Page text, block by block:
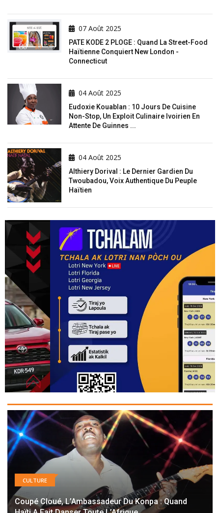
07 Août 2025
PATE KODE 2 PLOGE : Quand La Street-Food
Haïtienne Conquiert New London -
Connecticut
04 Août 2025
Eudoxie Kouablan : 10 Jours De Cuisine
Non-Stop, Un Exploit Culinaire Ivoirien En
Attente De Guinnes ...
04 Août 2025
Althiery Dorival : Le Dernier Gardien Du
Twoubadou, Voix Authentique Du Peuple
Haïtien
CULTURE
Coupé Cloué, L’Ambassadeur Du Konpa : Quand